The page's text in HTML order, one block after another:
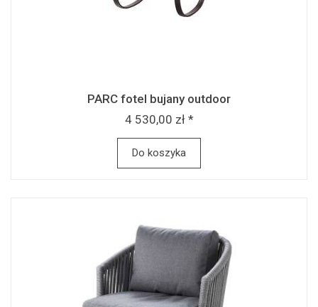
PARC fotel bujany outdoor
4 530,00 zł *
Do koszyka